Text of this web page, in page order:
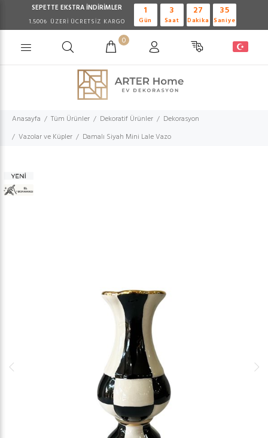
SEPETTE EKSTRA İNDİRİMLER
1.500₺ ÜZERİ ÜCRETSİZ KARGO
1
Gün
3
Saat
27
Dakika
35
Saniye
0
Anasayfa Tüm Ürünler Dekoratif Ürünler
Dekorasyon
Vazolar ve Küpler
Damalı Siyah Mini Lale Vazo